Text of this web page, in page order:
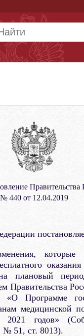
Правительства
№ 440 от 12.04.2019
плановый
Правительства
Программе
годов»
№ 51, ст. 8013).